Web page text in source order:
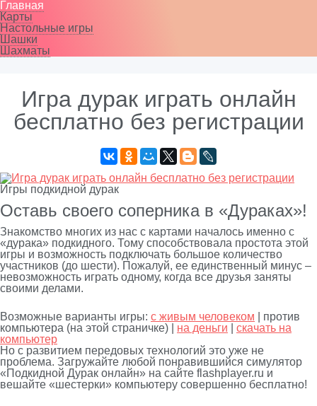
Главная
Карты
Настольные игры
Шашки
Шахматы
Игра дурак играть онлайн
бесплатно без регистрации
Игры подкидной дурак
Оставь своего соперника в «Дураках»!
Знакомство многих из нас с картами началось именно с
«дурака» подкидного. Тому способствовала простота этой
игры и возможность подключать большое количество
участников (до шести). Пожалуй, ее единственный минус –
невозможность играть одному, когда все друзья заняты
своими делами.
Возможные варианты игры: с живым человеком | против
компьютера (на этой страничке) | на деньги
скачать на
компьютер
Но с развитием передовых технологий это уже не
проблема. Загружайте любой понравившийся симулятор
«Подкидной Дурак онлайн» на сайте flashplayer.ru и
вешайте «шестерки» компьютеру совершенно бесплатно!